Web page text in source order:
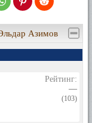
Азимов
Рейтинг:
—
(103)